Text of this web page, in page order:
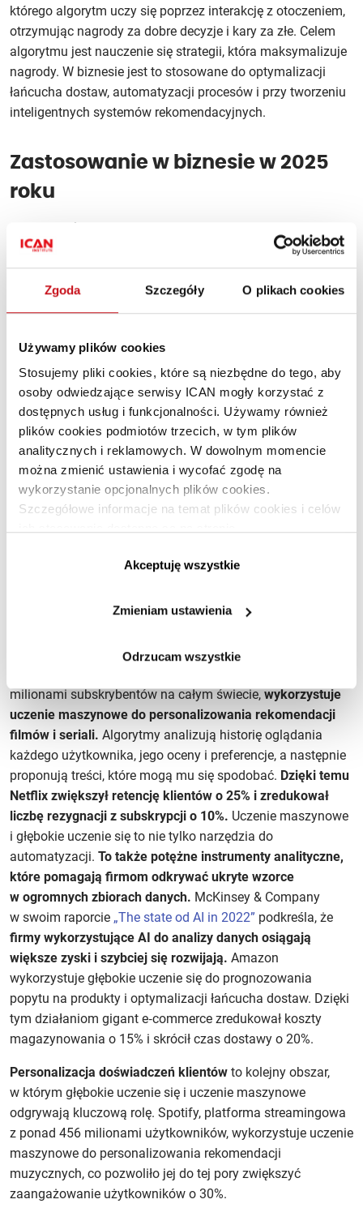
Zgoda Szczegóły O plikach cookies
Używamy plików cookies
Stosujemy pliki cookies, które są niezbędne do tego, aby
osoby odwiedzające serwisy ICAN mogły korzystać z
dostępnych usług i funkcjonalności. Używamy również
plików cookies podmiotów trzecich, w tym plików
analitycznych i reklamowych. W dowolnym momencie
można zmienić ustawienia i wycofać zgodę na
wykorzystanie opcjonalnych plików cookies.
Szczegółowe informacje na temat plików cookies i celów
Akceptuję wszystkie
Zmieniam ustawienia
Odrzucam wszystkie
którego algorytm uczy się poprzez interakcję z otoczeniem,
otrzymując nagrody za dobre decyzje i kary za złe. Celem
algorytmu jest nauczenie się strategii, która maksymalizuje
nagrody. W biznesie jest to stosowane do optymalizacji
łańcucha dostaw, automatyzacji procesów i przy tworzeniu
inteligentnych systemów rekomendacyjnych.
Zastosowanie w biznesie w 2025
roku
napędzaną przez sztuczną inteligencję.
Deep learning
i machine learning – dwie potężne gałęzie AI – wkradają
się w każdy zakamarek firm, od automatyzacji procesów,
po zarządzanie ryzykiem, a nawet w samo serce procesu
Automatyzacja procesów
to domena, w której uczenie
maszynowe sprawdza się doskonale. Algorytmy uczenia
maszynowego przejmują powtarzalne, rutynowe zadania,
pozwalając pracownikom skupić się na bardziej
kreatywnych i strategicznych aspektach pracy.
Wyobraźmy sobie dział obsługi klienta, w którym chatboty
oparte na uczeniu maszynowym odpowiadają na pytania
klientów 24/7, w dowolnym języku, z nieskończoną
wdrożył chatboty, które nie tylko odpowiadają na
Wzrost zaangażowania klientów
milionami subskrybentów na całym świecie, wykorzystuje
uczenie maszynowe do personalizowania rekomendacji
filmów i seriali. Algorytmy analizują historię oglądania
każdego użytkownika, jego oceny i preferencje, a następnie
proponują treści, które mogą mu się spodobać. Dzięki temu
Netflix zwiększył retencję klientów o 25% i zredukował
liczbę rezygnacji z subskrypcji o 10%. Uczenie maszynowe
i głębokie uczenie się to nie tylko narzędzia do
automatyzacji. To także potężne instrumenty analityczne,
które pomagają firmom odkrywać ukryte wzorce
w ogromnych zbiorach danych. McKinsey & Company
w swoim raporcie „The state od AI in 2022” podkreśla, że
firmy wykorzystujące AI do analizy danych osiągają
większe zyski i szybciej się rozwijają. Amazon
wykorzystuje głębokie uczenie się do prognozowania
popytu na produkty i optymalizacji łańcucha dostaw. Dzięki
tym działaniom gigant e‑commerce zredukował koszty
magazynowania o 15% i skrócił czas dostawy o 20%.
Personalizacja doświadczeń klientów to kolejny obszar,
w którym głębokie uczenie się i uczenie maszynowe
odgrywają kluczową rolę. Spotify, platforma streamingowa
z ponad 456 milionami użytkowników, wykorzystuje uczenie
maszynowe do personalizowania rekomendacji
muzycznych, co pozwoliło jej do tej pory zwiększyć
zaangażowanie użytkowników o 30%.